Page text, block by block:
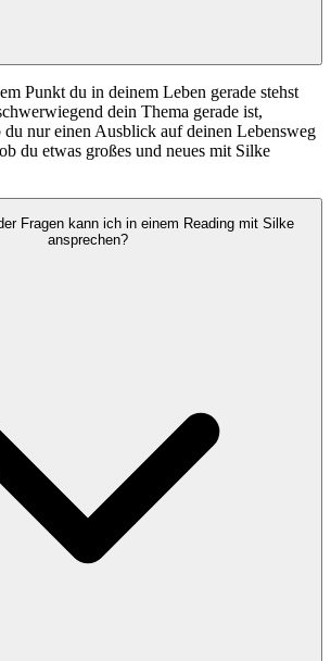
Punkt du in deinem Leben gerade stehst
dein Thema gerade ist,
du nur einen Ausblick auf deinen Lebensweg
du etwas großes und neues mit Silke
Fragen kann ich in einem Reading mit Silke
ansprechen?